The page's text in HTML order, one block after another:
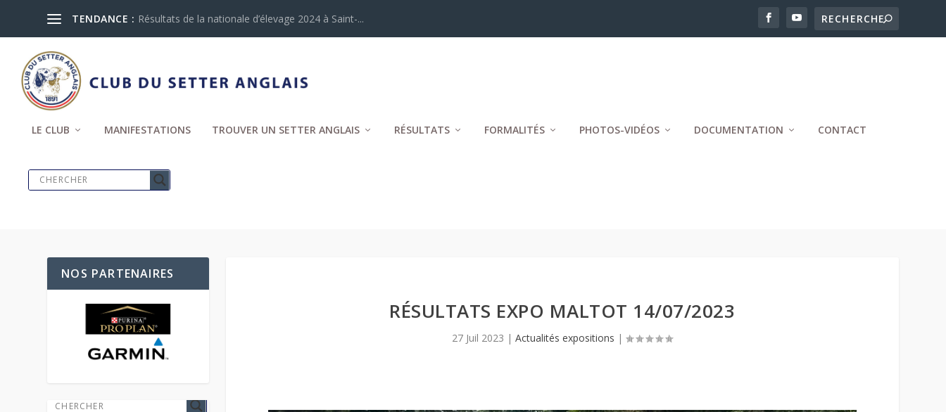
TENDANCE : Résultats de la nationale d’élevage 2024 à Saint-...
LE CLUB MANIFESTATIONS TROUVER UN SETTER ANGLAIS RÉSULTATS FORMALITÉS PHOTOS-VIDÉOS DOCUMENTATION CONTACT
RÉSULTATS EXPO MALTOT 14/07/2023
27 Juil 2023 |Actualités expositions |
NOS PARTENAIRES